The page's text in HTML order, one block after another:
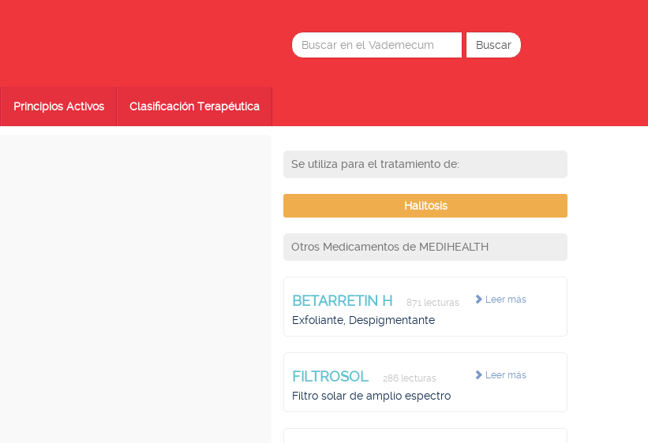
Principios Activos Clasificación Terapéutica
Se utiliza para el tratamiento de:
Halitosis
Otros Medicamentos de MEDIHEALTH
Leer más
BETARRETIN H 871 lecturas
Exfoliante, Despigmentante
Leer más
FILTROSOL 286 lecturas
Filtro solar de amplio espectro